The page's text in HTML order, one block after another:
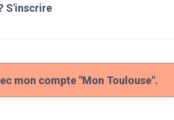
S'inscrire
mon compte "Mon Toulouse".